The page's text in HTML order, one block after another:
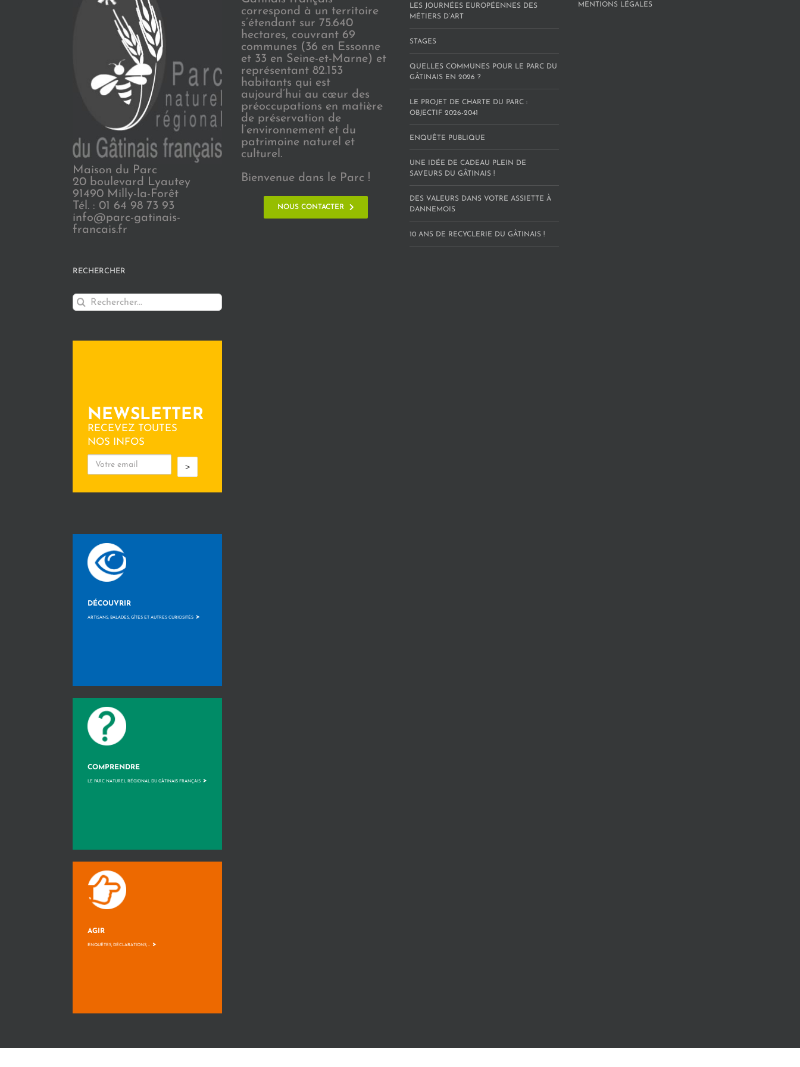
Maison du Parc
20 boulevard Lyautey
91490 Milly-la-Forêt
Tél. : 01 64 98 73 93
info@parc-gatinais-
francais.fr
RECHERCHER
Rechercher:
NEWSLETTER
RECEVEZ TOUTES
NOS INFOS
>
DÉCOUVRIR
ARTISANS, BALADES, GÎTES ET AUTRES CURIOSITÉS >
COMPRENDRE
LE PARC NATUREL RÉGIONAL DU GÂTINAIS FRANÇAIS >
AGIR
ENQUÊTES, DÉCLARATIONS, ... >
correspond à un territoire
s’étendant sur 75.640
hectares, couvrant 69
communes (36 en Essonne
et 33 en Seine-et-Marne) et
représentant 82.153
habitants qui est
aujourd’hui au cœur des
préoccupations en matière
de préservation de
l’environnement et du
patrimoine naturel et
culturel.
Bienvenue dans le Parc !
NOUS CONTACTER
LES JOURNÉES EUROPÉENNES DES
MÉTIERS D’ART
STAGES
QUELLES COMMUNES POUR LE PARC DU
GÂTINAIS EN 2026 ?
LE PROJET DE CHARTE DU PARC :
OBJECTIF 2026-2041
ENQUÊTE PUBLIQUE
UNE IDÉE DE CADEAU PLEIN DE
SAVEURS DU GÂTINAIS !
DES VALEURS DANS VOTRE ASSIETTE À
DANNEMOIS
10 ANS DE RECYCLERIE DU GÂTINAIS !
MENTIONS LÉGALES